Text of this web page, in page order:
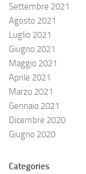
Settembre 2021
Agosto 2021
Luglio 2021
Giugno 2021
Maggio 2021
Aprile 2021
Marzo 2021
Gennaio 2021
Dicembre 2020
Giugno 2020
Categories